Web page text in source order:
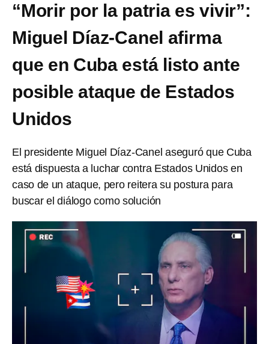
“Morir por la patria es vivir”:
Miguel Díaz-Canel afirma
que en Cuba está listo ante
posible ataque de Estados
Unidos
El presidente Miguel Díaz-Canel aseguró que Cuba
está dispuesta a luchar contra Estados Unidos en
caso de un ataque, pero reitera su postura para
buscar el diálogo como solución